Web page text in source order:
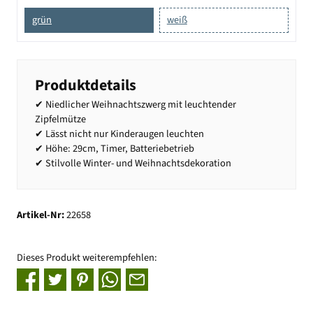
grün
weiß
Produktdetails
✔ Niedlicher Weihnachtszwerg mit leuchtender
Zipfelmütze
✔ Lässt nicht nur Kinderaugen leuchten
✔ Höhe: 29cm, Timer, Batteriebetrieb
✔ Stilvolle Winter- und Weihnachtsdekoration
Artikel-Nr:22658
Dieses Produkt weiterempfehlen: